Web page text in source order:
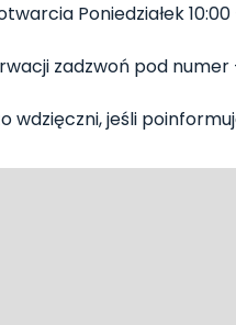
Poniedziałek
zadzwoń pod numer
wdzięczni, jeśli